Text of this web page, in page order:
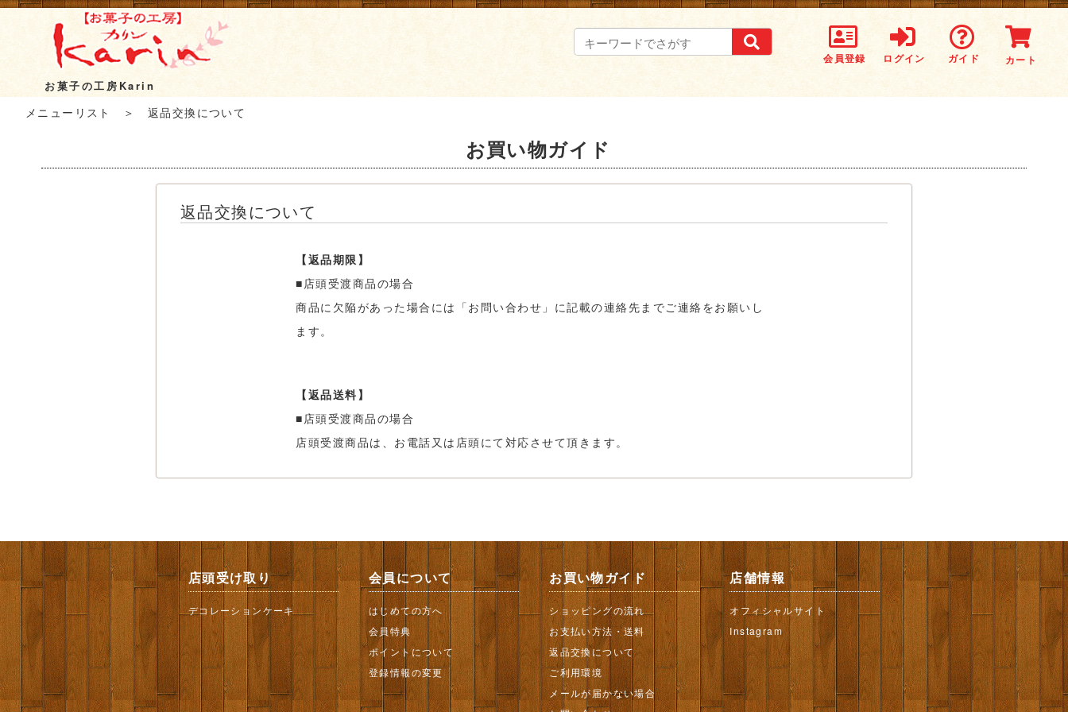
会員登録 ログイン ガイド カート
お菓子の工房Karin
メニューリスト ＞ 返品交換について
お買い物ガイド
返品交換について
【返品期限】
■店頭受渡商品の場合
商品に欠陥があった場合には「お問い合わせ」に記載の連絡先までご連絡をお願いし
ます。
【返品送料】
■店頭受渡商品の場合
店頭受渡商品は、お電話又は店頭にて対応させて頂きます。
店頭受け取り
デコレーションケーキ
会員について
はじめての方へ
会員特典
ポイントについて
登録情報の変更
お買い物ガイド
ショッピングの流れ
お支払い方法・送料
返品交換について
ご利用環境
メールが届かない場合
店舗情報
オフィシャルサイト
Instagram